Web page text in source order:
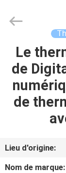
MAISON
PRODUITS
VR
Controls
Limited.
Le
de
de
Lieu d'origine:
Nom de marque: